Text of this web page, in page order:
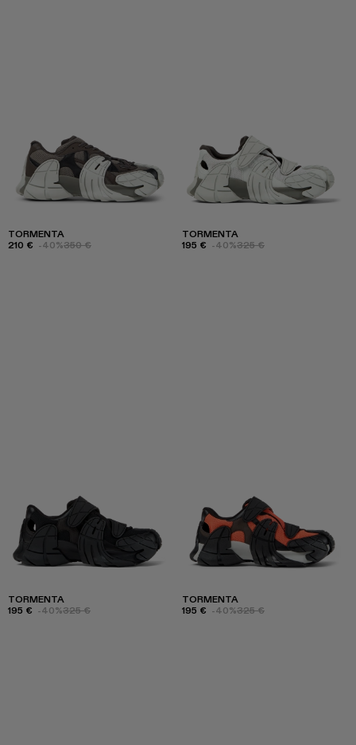
TORMENTA
210 € -40%350 €
TORMENTA
195 € -40%325 €
TORMENTA
195 € -40%325 €
TORMENTA
195 € -40%325 €